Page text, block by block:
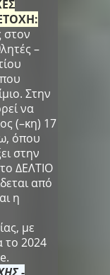
στον
–
Στην
να
(–κη) 17
όπου
στην
ΔΕΛΤΙΟ
από
η
με
το 2024